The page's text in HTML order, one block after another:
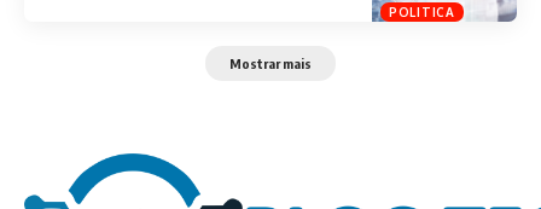
POLITICA
Mostrar mais